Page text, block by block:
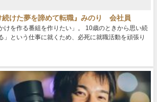
続けた夢を諦めて転職』みのり 会社員
けを作る番組を作りたい」。 10歳のときから思い続
」という仕事に就くため、必死に就職活動を頑張り